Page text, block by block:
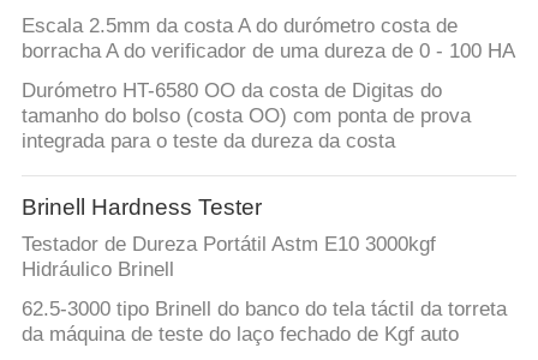
Escala 2.5mm da costa A do durómetro costa de
borracha A do verificador de uma dureza de 0 - 100 HA
Durómetro HT-6580 OO da costa de Digitas do
tamanho do bolso (costa OO) com ponta de prova
integrada para o teste da dureza da costa
Brinell Hardness Tester
Testador de Dureza Portátil Astm E10 3000kgf
Hidráulico Brinell
62.5-3000 tipo Brinell do banco do tela táctil da torreta
da máquina de teste do laço fechado de Kgf auto